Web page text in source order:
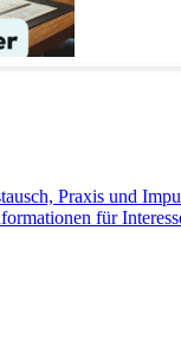
Praxis und
für